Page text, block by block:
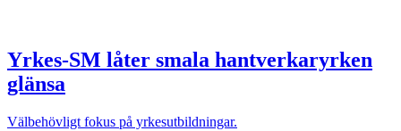
Yrkes-SM låter smala hantverkaryrken
glänsa
Välbehövligt fokus på yrkesutbildningar.